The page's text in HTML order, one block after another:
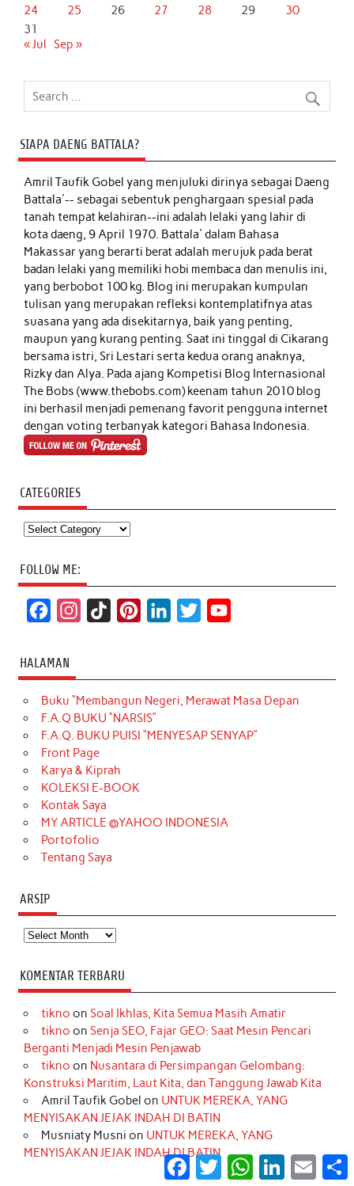
24
25 26 27 28 29
30
31
« Jul
Sep »
SIAPA DAENG BATTALA?
Amril Taufik Gobelyang menjuluki dirinya sebagai Daeng
Battala'-- sebagai sebentuk penghargaan spesial pada
tanah tempat kelahiran--ini adalah lelaki yang lahir di
kota daeng, 9 April 1970. Battala' dalam Bahasa
Makassar yang berarti berat adalah merujuk pada berat
badan lelaki yang memiliki hobi membaca dan menulis ini,
yang berbobot 100 kg. Blog ini merupakan kumpulan
tulisan yang merupakan refleksi kontemplatifnya atas
suasana yang ada disekitarnya, baik yang penting,
maupun yang kurang penting. Saat ini tinggal di Cikarang
bersama istri, Sri Lestari serta kedua orang anaknya,
Rizky dan Alya. Pada ajang Kompetisi Blog Internasional
The Bobs (www.thebobs.com) keenam tahun 2010 blog
ini berhasil menjadi pemenang favorit pengguna internet
dengan voting terbanyak kategori Bahasa Indonesia.
CATEGORIES
Categories
FOLLOW ME:
c
e
b
o
o
k
t
a
g
r
a
m
T
o
k
t
e
r
k
e
d
t
t
e
T
u
b
HALAMAN
Buku “Membangun Negeri, Merawat Masa Depan
F.A.Q BUKU “NARSIS”
F.A.Q. BUKU PUISI “MENYESAP SENYAP”
Front Page
Karya & Kiprah
KOLEKSI E-BOOK
Kontak Saya
MY ARTICLE @YAHOO INDONESIA
Portofolio
Tentang Saya
ARSIP
Arsip
KOMENTAR TERBARU
tikno on Soal Ikhlas, Kita Semua Masih Amatir
tikno on Senja SEO, Fajar GEO: Saat Mesin Pencari
Berganti Menjadi Mesin Penjawab
tikno on Nusantara di Persimpangan Gelombang:
Konstruksi Maritim, Laut Kita, dan Tanggung Jawab Kita
Amril Taufik Gobel on UNTUK MEREKA, YANG
MENYISAKAN JEJAK INDAH DI BATIN
Musniaty Musni on UNTUK MEREKA, YANG
MENYISAKAN JEJAK INDAH DI BATIN
Facebook
Twitter WhatsApp
LinkedInEmail